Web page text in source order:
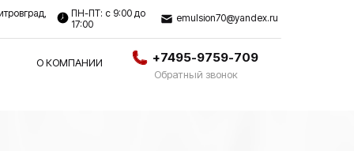
emulsion70@yandex.ru
ПН-ПТ: с 9:00 до
17:00
О КОМПАНИИ
Обратный звонок
+7495-9759-709